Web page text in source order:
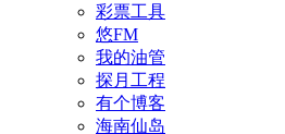
彩票工具
悠FM
我的油管
探月工程
有个博客
海南仙岛